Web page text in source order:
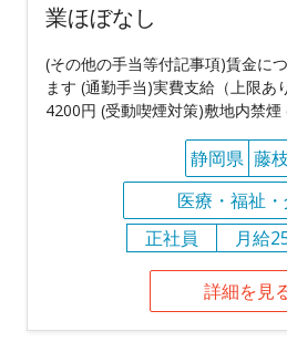
業ほぼなし
(その他の手当等付記事項)賃金に
ます (通勤手当)実費支給（上限あ
4200円 (受動喫煙対策)敷地内禁煙
静岡県 藤
医療・福祉
正社員
月給
詳細を見